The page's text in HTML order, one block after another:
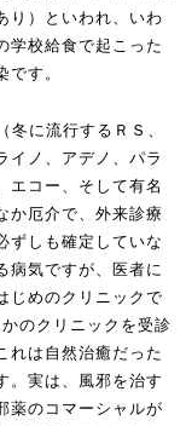
り）といわれ、いわ
学校給食で起こった
す。
に流行するＲＳ、
イノ、アデノ、パラ
エコー、そして有名
か厄介で、外来診療
ずしも確定していな
病気ですが、医者に
じめのクリニックで
のクリニックを受診
れは自然治癒だった
。実は、風邪を治す
薬のコマーシャルが